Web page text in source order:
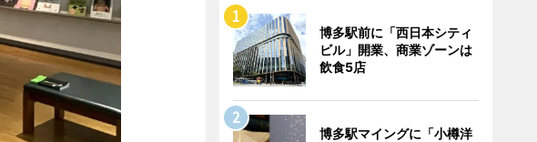
博多駅前に「西日本シティ
ビル」開業、商業ゾーンは
飲食5店
博多駅マイングに「小樽洋